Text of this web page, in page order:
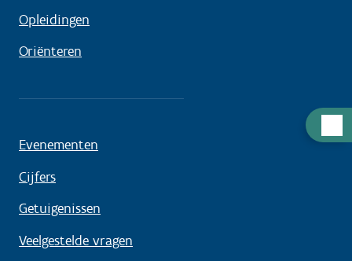
Opleidingen
Oriënteren
Evenementen
Cijfers
Getuigenissen
Veelgestelde vragen